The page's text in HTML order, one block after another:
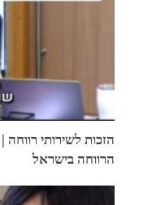
הזכות לשירותי
הרווחה בישראל